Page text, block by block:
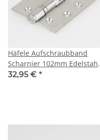
Häfele Aufschraubband
Scharnier 102mm Edelstahl
matt Anschlag links rechts
32,95 € *